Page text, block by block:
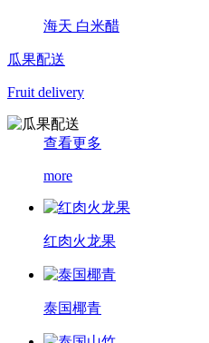
海天 白米醋
瓜果配送
Fruit delivery
查看更多
more
红肉火龙果
泰国椰青